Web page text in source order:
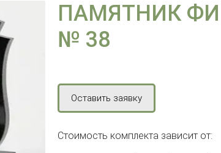
ПАМЯТНИК
№ 38
Оставить заявку
Стоимость комплекта зависит от: